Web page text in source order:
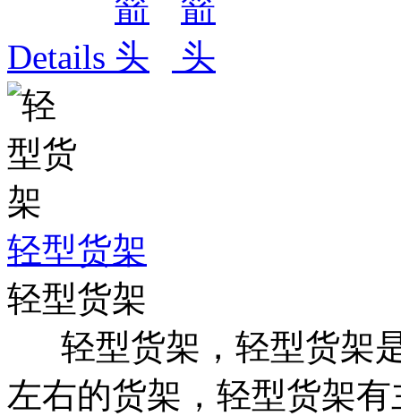
Details
轻型货架
轻型货架
轻型货架，轻型货架
左右的货架，轻型货架